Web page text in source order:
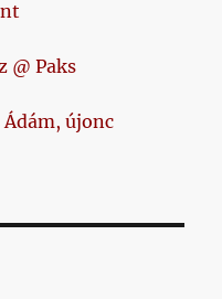
@ Paks
újonc